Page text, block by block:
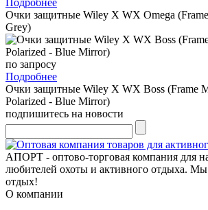
Очки защитные Wiley X WX Omega
Grey)
по запросу
Подробнее
Очки защитные Wiley X WX Boss (Frame
Polarized - Blue Mirror)
подпишитесь на новости
АПОРТ - оптово-торговая компания для
любителей охоты и активного отдыха.
отдых!
О компании